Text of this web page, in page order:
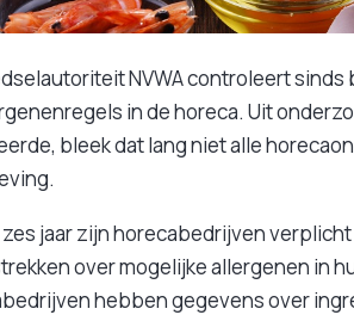
NVWA controleert
in de horeca. Uit
bleek dat lang niet alle
zes jaar zijn horecabedrijven
over mogelijke allergenen in
hebben gegevens over